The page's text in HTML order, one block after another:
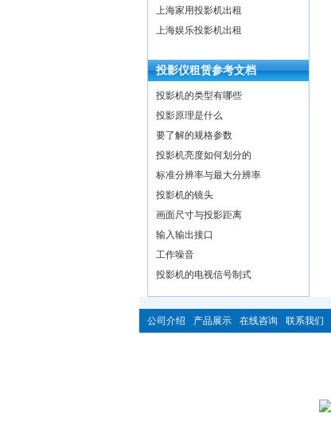
上海家用投影机出租
上海娱乐投影机出租
投影仪租赁参考文档
投影机的类型有哪些
投影原理是什么
要了解的规格参数
投影机亮度如何划分的
标准分辨率与最大分辨率
投影机的镜头
画面尺寸与投影距离
输入输出接口
工作噪音
投影机的电视信号制式
公司介绍 产品展示 在线咨询 联系我们